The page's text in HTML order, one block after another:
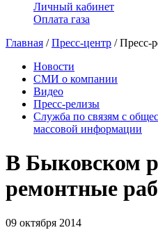
Личный кабинет
Оплата газа
Главная /Пресс-центр / Пресс-
Новости
СМИ о компании
Видео
Пресс-релизы
Служба по связям с
массовой информации
В Быковском
ремонтные
09 октября 2014